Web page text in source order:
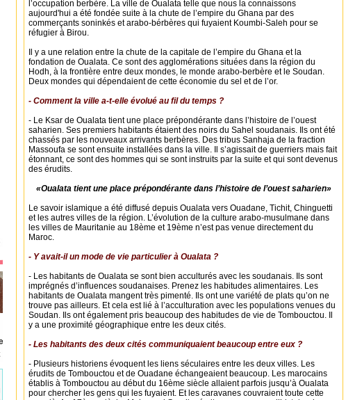
l’occupation berbère. La ville de Oualata telle que nous la connaissons
aujourd'hui a été fondée suite à la chute de l’empire du Ghana par des
commerçants soninkés et arabo-bérbères qui fuyaient Koumbi-Saleh pour se
réfugier à Birou.
Il y a une relation entre la chute de la capitale de l’empire du Ghana et la
fondation de Oualata. Ce sont des agglomérations situées dans la région du
Hodh, à la frontière entre deux mondes, le monde arabo-berbère et le Soudan.
Deux mondes qui dépendaient de cette économie du sel et de l’or.
- Comment la ville a-t-elle évolué au fil du temps ?
- Le Ksar de Oualata tient une place prépondérante dans l’histoire de l’ouest
saharien. Ses premiers habitants étaient des noirs du Sahel soudanais. Ils ont été
chassés par les nouveaux arrivants berbères. Des tribus Sanhaja de la fraction
Massoufa se sont ensuite installées dans la ville. Il s’agissait de guerriers mais fait
étonnant, ce sont des hommes qui se sont instruits par la suite et qui sont devenus
des érudits.
«Oualata tient une place prépondérante dans l’histoire de l’ouest saharien»
Le savoir islamique a été diffusé depuis Oualata vers Ouadane, Tichit, Chinguetti
et les autres villes de la région. L’évolution de la culture arabo-musulmane dans
les villes de Mauritanie au 18ème et 19ème n’est pas venue directement du
Maroc.
- Y avait-il un mode de vie particulier à Oualata ?
- Les habitants de Oualata se sont bien acculturés avec les soudanais. Ils sont
imprégnés d’influences soudanaises. Prenez les habitudes alimentaires. Les
habitants de Oualata mangent très pimenté. Ils ont une variété de plats qu’on ne
trouve pas ailleurs. Et cela est lié à l’acculturation avec les populations venues du
Soudan. Ils ont également pris beaucoup des habitudes de vie de Tombouctou. Il
y a une proximité géographique entre les deux cités.
- Les habitants des deux cités communiquaient beaucoup entre eux ?
- Plusieurs historiens évoquent les liens séculaires entre les deux villes. Les
érudits de Tombouctou et de Ouadane échangeaient beaucoup. Les marocains
établis à Tombouctou au début du 16ème siècle allaient parfois jusqu’à Oualata
pour chercher les gens qui les fuyaient. Et les caravanes couvraient toute cette